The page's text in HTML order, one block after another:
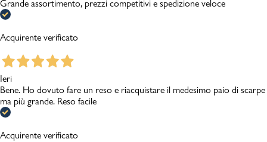
Grande assortimento, prezzi competitivi e spedizione veloce
Acquirente verificato
Ieri
Bene. Ho dovuto fare un reso e riacquistare il medesimo paio di scarpe
ma più grande. Reso facile
Acquirente verificato